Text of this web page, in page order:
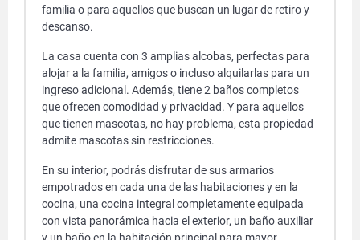
familia o para aquellos que buscan un lugar de retiro y
descanso.
La casa cuenta con 3 amplias alcobas, perfectas para
alojar a la familia, amigos o incluso alquilarlas para un
ingreso adicional. Además, tiene 2 baños completos
que ofrecen comodidad y privacidad. Y para aquellos
que tienen mascotas, no hay problema, esta propiedad
admite mascotas sin restricciones.
En su interior, podrás disfrutar de sus armarios
empotrados en cada una de las habitaciones y en la
cocina, una cocina integral completamente equipada
con vista panorámica hacia el exterior, un baño auxiliar